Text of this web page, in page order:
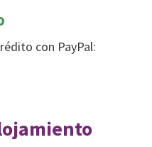
con PayPal: